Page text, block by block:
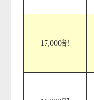
17,000部